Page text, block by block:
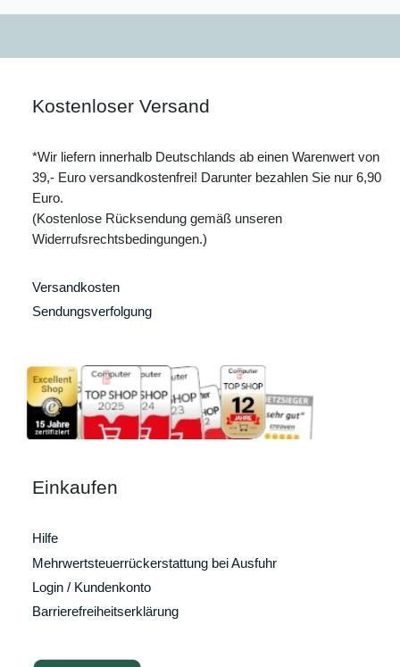
Kostenloser Versand
*Wir liefern innerhalb Deutschlands ab einen Warenwert von
39,- Euro versandkostenfrei! Darunter bezahlen Sie nur 6,90
Euro.
(Kostenlose Rücksendung gemäß unseren
Widerrufsrechtsbedingungen.)
Versandkosten
Sendungsverfolgung
Einkaufen
Hilfe
Mehrwertsteuerrückerstattung bei Ausfuhr
Login / Kundenkonto
Barrierefreiheitserklärung